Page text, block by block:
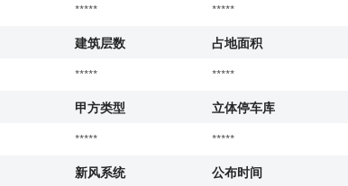
*****
*****
建筑层数
占地面积
*****
*****
甲方类型
立体停车库
*****
*****
新风系统
公布时间